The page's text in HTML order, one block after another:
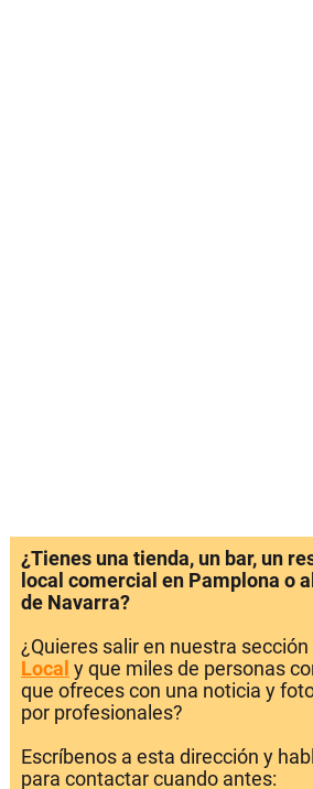
¿Tienes una tienda, un bar, un
local comercial en Pamplona o
de Navarra?
¿Quieres salir en nuestra sección
Local y que miles de personas
que ofreces con una noticia y
por profesionales?
Escríbenos a esta dirección y
para contactar cuando antes: